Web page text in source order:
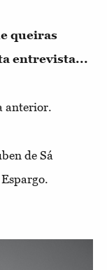
queiras
entrevista...
anterior.
de Sá